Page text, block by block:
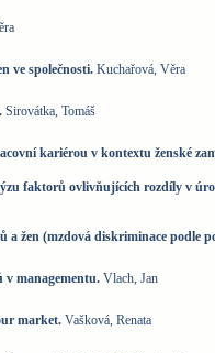
ve společnosti. Kuchařová, Věra
Sirovátka, Tomáš
kariérou v kontextu ženské
faktorů ovlivňujících rozdíly v
žen (mzdová diskriminace podle
v managementu. Vlach, Jan
market. Vašková, Renata